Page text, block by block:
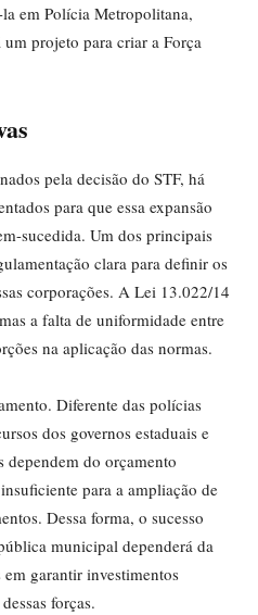
em Polícia Metropolitana,
projeto para criar a Força
pela decisão do STF, há
para que essa expansão
sucedida. Um dos principais
clara para definir os
corporações. A Lei 13.022/14
a falta de uniformidade entre
na aplicação das normas.
Diferente das polícias
dos governos estaduais e
dependem do orçamento
para a ampliação de
Dessa forma, o sucesso
municipal dependerá da
garantir investimentos
forças.